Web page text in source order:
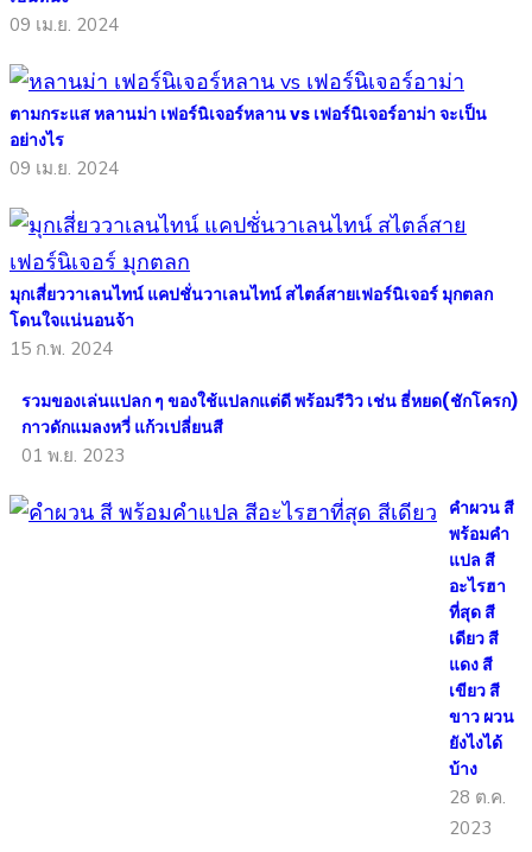
09 เม.ย. 2024
ตามกระแส หลานม่า เฟอร์นิเจอร์หลาน vs เฟอร์นิเจอร์อาม่า จะเป็น
อย่างไร
09 เม.ย. 2024
มุกเสี่ยววาเลนไทน์ แคปชั่นวาเลนไทน์ สไตล์สายเฟอร์นิเจอร์ มุกตลก
โดนใจแน่นอนจ้า
15 ก.พ. 2024
รวมของเล่นแปลก ๆ ของใช้แปลกแต่ดี พร้อมรีวิว เช่น ธี่หยด(ชักโครก)
กาวดักแมลงหวี่ แก้วเปลี่ยนสี
01 พ.ย. 2023
คำผวน สี
พร้อมคำ
แปล สี
อะไรฮา
ที่สุด สี
เดียว สี
แดง สี
เขียว สี
ขาว ผวน
ยังไงได้
บ้าง
28 ต.ค.
2023